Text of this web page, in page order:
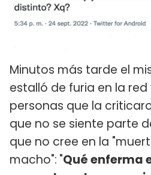
Minutos más tarde el
estalló de furia en la
personas que la
que no se siente parte
que no cree en la
macho": "Qué enferma